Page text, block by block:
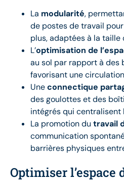
La modularité,
de postes de travail
plus, adaptées à la taille
L’optimisation de
au sol par rapport à des
favorisant une
Uneconnectique
des goulottes et des
intégrés qui centralisent
La promotion du travail
communication
barrières physiques
Optimiser l’espace